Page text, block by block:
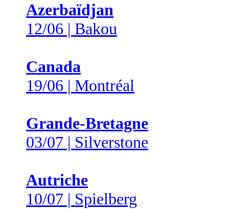
Azerbaïdjan
12/06 | Bakou
Canada
19/06 | Montréal
Grande-Bretagne
03/07 | Silverstone
Autriche
10/07 | Spielberg